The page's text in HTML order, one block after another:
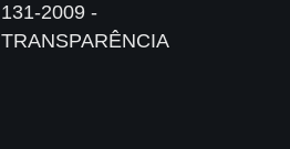
131-2009 -
TRANSPARÊNCIA